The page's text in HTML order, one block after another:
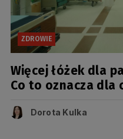
ZDROWIE
Więcej łóżek dla
Co to oznacza dla
Dorota Kulka